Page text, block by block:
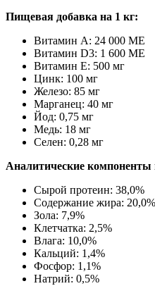
Пищевая добавка на 1 кг:
Витамин A: 24 000 МЕ
Витамин D3: 1 600 МЕ
Витамин E: 500 мг
Цинк: 100 мг
Железо: 85 мг
Марганец: 40 мг
Йод: 0,75 мг
Медь: 18 мг
Селен: 0,28 мг
Аналитические компоненты
Сырой протеин: 38,0%
Содержание жира: 20,0%
Зола: 7,9%
Клетчатка: 2,5%
Влага: 10,0%
Кальций: 1,4%
Фосфор: 1,1%
Натрий: 0,5%